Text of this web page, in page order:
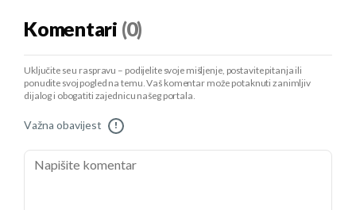
Komentari (0)
Uključite se u raspravu – podijelite svoje mišljenje, postavite pitanja ili
ponudite svoj pogled na temu. Vaš komentar može potaknuti zanimljiv
dijalog i obogatiti zajednicu našeg portala.
Važna obavijest !